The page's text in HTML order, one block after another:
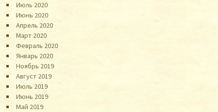
Июль 2020
Июнь 2020
Апрель 2020
Март 2020
Февраль 2020
Январь 2020
Ноябрь 2019
Август 2019
Июль 2019
Июнь 2019
Май 2019